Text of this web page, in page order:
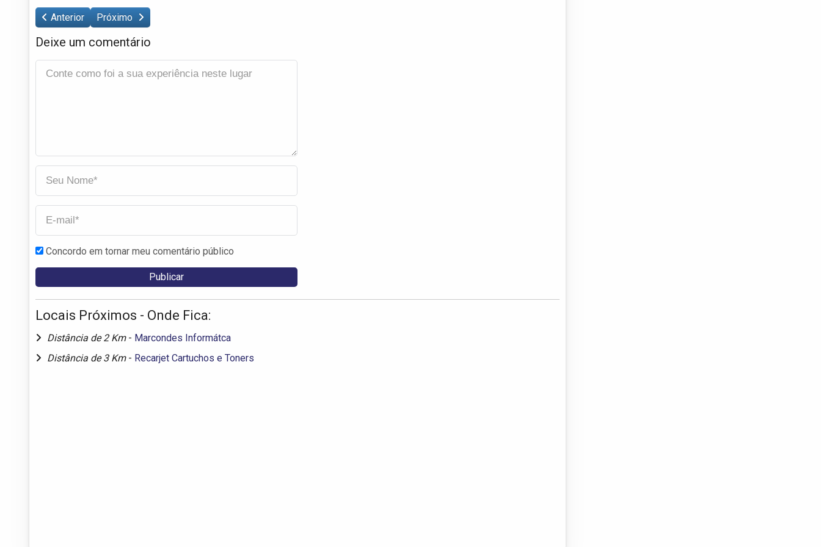
Anterior Próximo
Deixe um comentário
Concordo em tornar meu comentário público
Locais Próximos - Onde Fica:
Distância de 2 Km - Marcondes Informátca
Distância de 3 Km - Recarjet Cartuchos e Toners